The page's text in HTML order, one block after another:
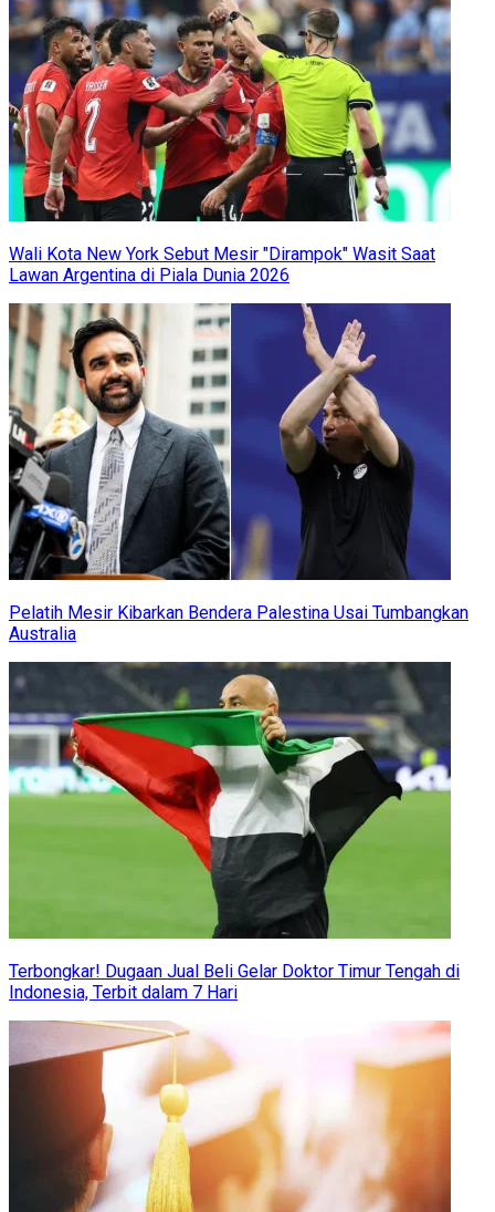
Wali Kota New York Sebut Mesir "Dirampok" Wasit Saat
Lawan Argentina di Piala Dunia 2026
Pelatih Mesir Kibarkan Bendera Palestina Usai Tumbangkan
Australia
Terbongkar! Dugaan Jual Beli Gelar Doktor Timur Tengah di
Indonesia, Terbit dalam 7 Hari